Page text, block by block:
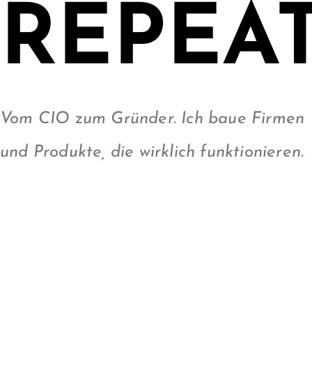
Vom CIO zum Gründer. Ich baue Firmen
und Produkte, die wirklich funktionieren.